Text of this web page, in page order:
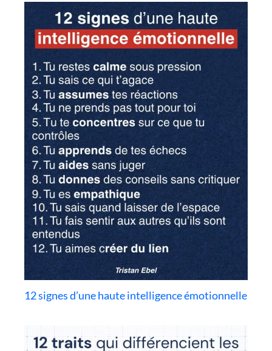
12 signes d’une haute intelligence émotionnelle